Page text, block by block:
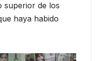
superior de los
haya habido